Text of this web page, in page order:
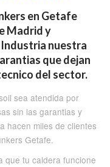
en Getafe
Madrid y
nuestra
que dejan
del sector.
sea atendida por
sin las garantias y
hacen miles de clientes
Getafe.
que tu caldera funcione